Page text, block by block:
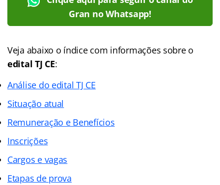
Gran no Whatsapp!
Veja abaixo o índice com informações sobre o
edital TJ CE:
Análise do edital TJ CE
Situação atual
Remuneração e Benefícios
Inscrições
Cargos e vagas
Etapas de prova